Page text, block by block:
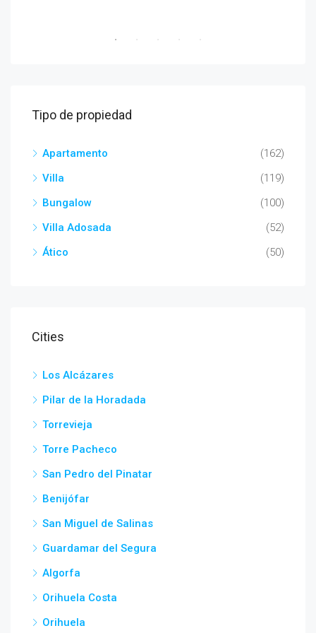
Tipo de propiedad
Apartamento
(162)
Villa
(119)
Bungalow
(100)
Villa Adosada
(52)
Ático
(50)
Cities
Los Alcázares
Pilar de la Horadada
Torrevieja
Torre Pacheco
San Pedro del Pinatar
Benijófar
San Miguel de Salinas
Guardamar del Segura
Algorfa
Orihuela Costa
Orihuela